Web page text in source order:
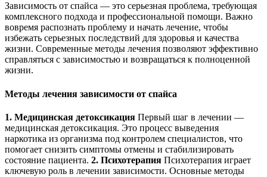
Зависимость от спайса — это серьезная проблема, требующая
комплексного подхода и профессиональной помощи. Важно
вовремя распознать проблему и начать лечение, чтобы
избежать серьезных последствий для здоровья и качества
жизни. Современные методы лечения позволяют эффективно
справляться с зависимостью и возвращаться к полноценной
жизни.
Методы лечения зависимости от спайса
1. Медицинская детоксикация Первый шаг в лечении —
медицинская детоксикация. Это процесс выведения
наркотика из организма под контролем специалистов, что
помогает снизить симптомы отмены и стабилизировать
состояние пациента. 2. Психотерапия Психотерапия играет
ключевую роль в лечении зависимости. Основные методы